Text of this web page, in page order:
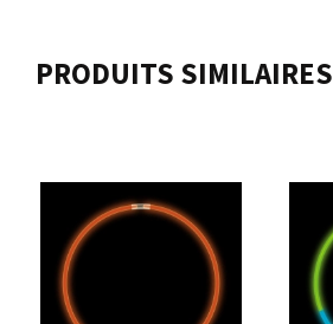
PRODUITS SIMILAIRES